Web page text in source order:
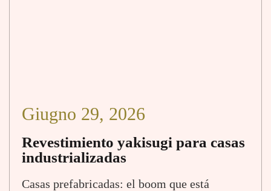
Giugno 29, 2026
Revestimiento yakisugi para casas
industrializadas
Casas prefabricadas: el boom que está